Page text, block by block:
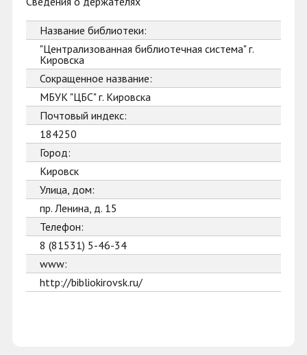
Название библиотеки:
"Централизованная библиотечная система" г.
Кировска
Сокращенное название:
МБУК "ЦБС" г. Кировска
Почтовый индекс:
184250
Город:
Кировск
Улица, дом:
пр. Ленина, д. 15
Телефон:
8 (81531) 5-46-34
www:
http://bibliokirovsk.ru/